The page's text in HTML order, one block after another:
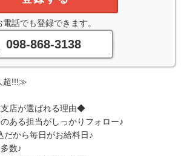
電話でも登録できます。
098-868-3138
超!!!≫
店が選ばれる理由◆
ある担当がしっかりフォロー♪
から毎日がお給料日♪
数♪